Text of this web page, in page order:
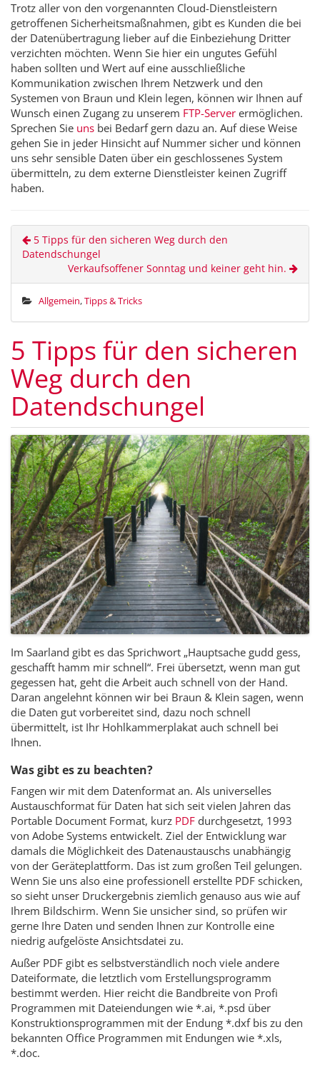
Trotz aller von den vorgenannten Cloud-Dienstleistern
getroffenen Sicherheitsmaßnahmen, gibt es Kunden die bei
der Datenübertragung lieber auf die Einbeziehung Dritter
verzichten möchten. Wenn Sie hier ein ungutes Gefühl
haben sollten und Wert auf eine ausschließliche
Kommunikation zwischen Ihrem Netzwerk und den
Systemen von Braun und Klein legen, können wir Ihnen auf
Wunsch einen Zugang zu unserem FTP-Server ermöglichen.
Sprechen Sie uns bei Bedarf gern dazu an. Auf diese Weise
gehen Sie in jeder Hinsicht auf Nummer sicher und können
uns sehr sensible Daten über ein geschlossenes System
übermitteln, zu dem externe Dienstleister keinen Zugriff
haben.
5 Tipps für den sicheren Weg durch den
Datendschungel
Verkaufsoffener Sonntag und keiner geht hin.
Allgemein,Tipps & Tricks
5 Tipps für den sicheren
Weg durch den
Datendschungel
Im Saarland gibt es das Sprichwort „Hauptsache gudd gess,
geschafft hamm mir schnell“. Frei übersetzt, wenn man gut
gegessen hat, geht die Arbeit auch schnell von der Hand.
Daran angelehnt können wir bei Braun & Klein sagen, wenn
die Daten gut vorbereitet sind, dazu noch schnell
übermittelt, ist Ihr Hohlkammerplakat auch schnell bei
Ihnen.
Was gibt es zu beachten?
Fangen wir mit dem Datenformat an. Als universelles
Austauschformat für Daten hat sich seit vielen Jahren das
Portable Document Format, kurz PDF durchgesetzt, 1993
von Adobe Systems entwickelt. Ziel der Entwicklung war
damals die Möglichkeit des Datenaustauschs unabhängig
von der Geräteplattform. Das ist zum großen Teil gelungen.
Wenn Sie uns also eine professionell erstellte PDF schicken,
so sieht unser Druckergebnis ziemlich genauso aus wie auf
Ihrem Bildschirm. Wenn Sie unsicher sind, so prüfen wir
gerne Ihre Daten und senden Ihnen zur Kontrolle eine
niedrig aufgelöste Ansichtsdatei zu.
Außer PDF gibt es selbstverständlich noch viele andere
Dateiformate, die letztlich vom Erstellungsprogramm
bestimmt werden. Hier reicht die Bandbreite von Profi
Programmen mit Dateiendungen wie *.ai, *.psd über
Konstruktionsprogrammen mit der Endung *.dxf bis zu den
bekannten Office Programmen mit Endungen wie *.xls,
*.doc.